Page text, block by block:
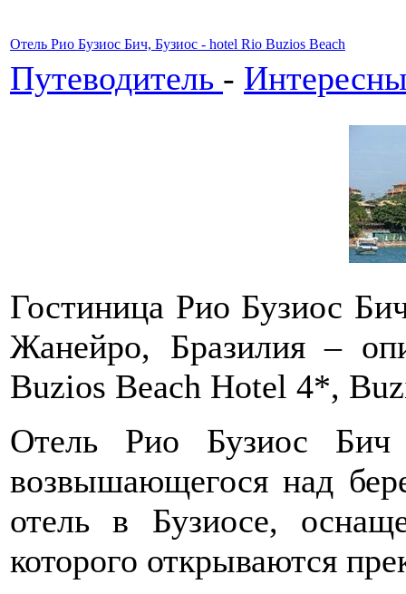
Отель Рио Бузиос Бич, Бузиос - hotel Rio Buzios Beach
Путеводитель -
Гостиница Рио Бузиос
Жанейро, Бразилия –
Buzios Beach Hotel 4*,
Отель Рио Бузиос Бич
возвышающегося над
отель в Бузиосе,
которого открываются